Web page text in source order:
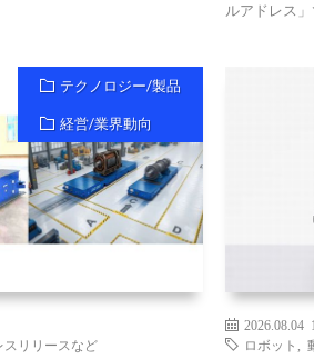
ルアドレス
テクノロジー/製品
経営/業界動向
スリリースなど
2026.08.04
ロボット
,